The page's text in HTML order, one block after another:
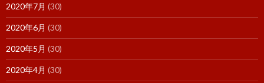
2020年7月 (30)
2020年6月 (30)
2020年5月 (30)
2020年4月 (30)